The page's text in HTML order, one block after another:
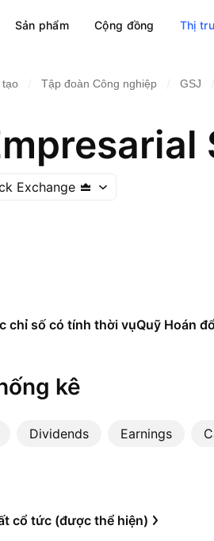
Sản phẩm Cộng đồng Thị
tạo Tập đoàn Công nghiệp GSJ
Exchange
chỉ số có tính thời vụQuỹ Hoán
kê
Dividends Earnings
cổ tức (được thể hiện)